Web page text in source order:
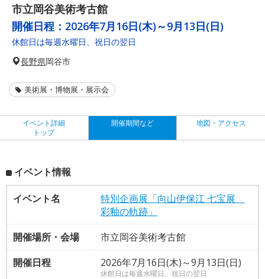
市立岡谷美術考古館
開催日程： 2026年7月16日(木)～9月13日(日)
休館日は毎週水曜日、祝日の翌日
長野県岡谷市
美術展・博物展・展示会
イベント詳細
トップ
開催期間など 地図・アクセス
イベント情報
イベント名
特別企画展「向山伊保江 七宝展
彩釉の軌跡」
開催場所・会場
市立岡谷美術考古館
開催日程
2026年7月16日(木)～9月13日(日)
休館日は毎週水曜日、祝日の翌日